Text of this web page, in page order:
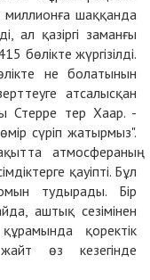
миллионға шаққанда
ал қазіргі заманғы
бөлікте жүргізілді.
не болатынын
атсалысқан
Стерре тер Хаар. -
сүріп жатырмыз".
атмосфераның
қауіпті. Бұл
тудырады. Бір
аштық сезімінен
қоректік
өз кезегінде